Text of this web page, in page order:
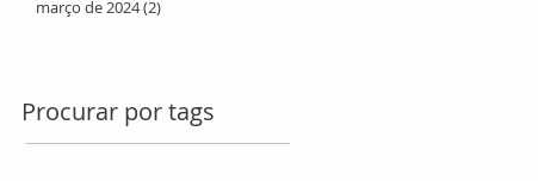
março de 2024(2)
Procurar por tags